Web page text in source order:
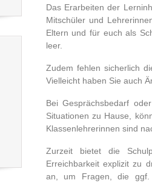
Das Erarbeiten der
Mitschüler und
Eltern und für euch als
leer.
Zudem fehlen sicherlich
Vielleicht haben Sie auch
Bei Gesprächsbedarf
Situationen zu Hause,
Klassenlehrerinnen sind
Zurzeit bietet die
Erreichbarkeit explizit zu
an, um Fragen, die ggf.